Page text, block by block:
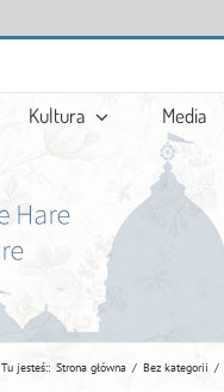
Kultura Media
Tu jesteś:: Strona główna Bez kategorii